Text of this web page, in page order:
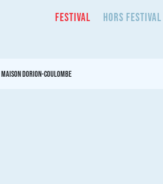
Festival Hors Festival
Maison Dorion-Coulombe